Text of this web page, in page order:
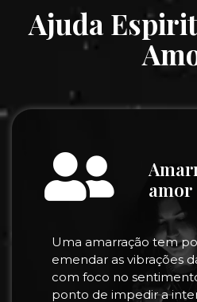
Ajuda
amor
Uma amarração tem
emendar as vibrações
com foco no
ponto de impedir a